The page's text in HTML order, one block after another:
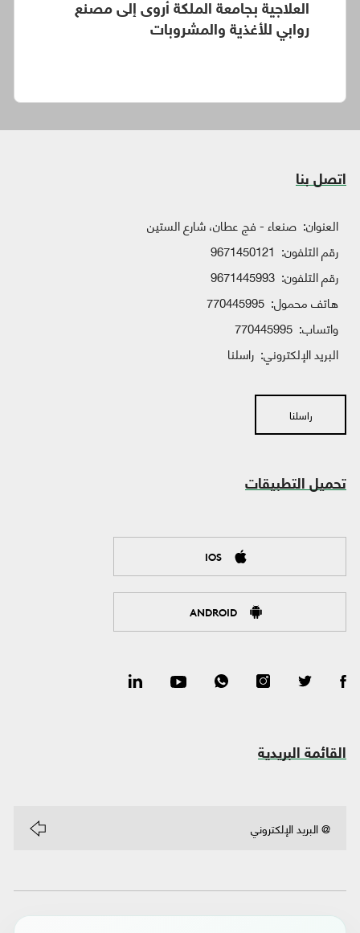
العلاجية بجامعة الملكة أروى إلى مصنع
روابي للأغذية والمشروبات
اتصل بنا
العنوان: صنعاء - فج عطان، شارع الستين
رقم التلفون: 9671450121
رقم التلفون: 9671445993
هاتف محمول: 770445995
واتساب:
البريد الإلكتروني: راسلنا
راسلنا
تحميل التطبيقات
IOS
ANDROID
القائمة البريدية